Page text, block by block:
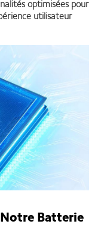
optimisées pour
utilisateur
Notre Batterie